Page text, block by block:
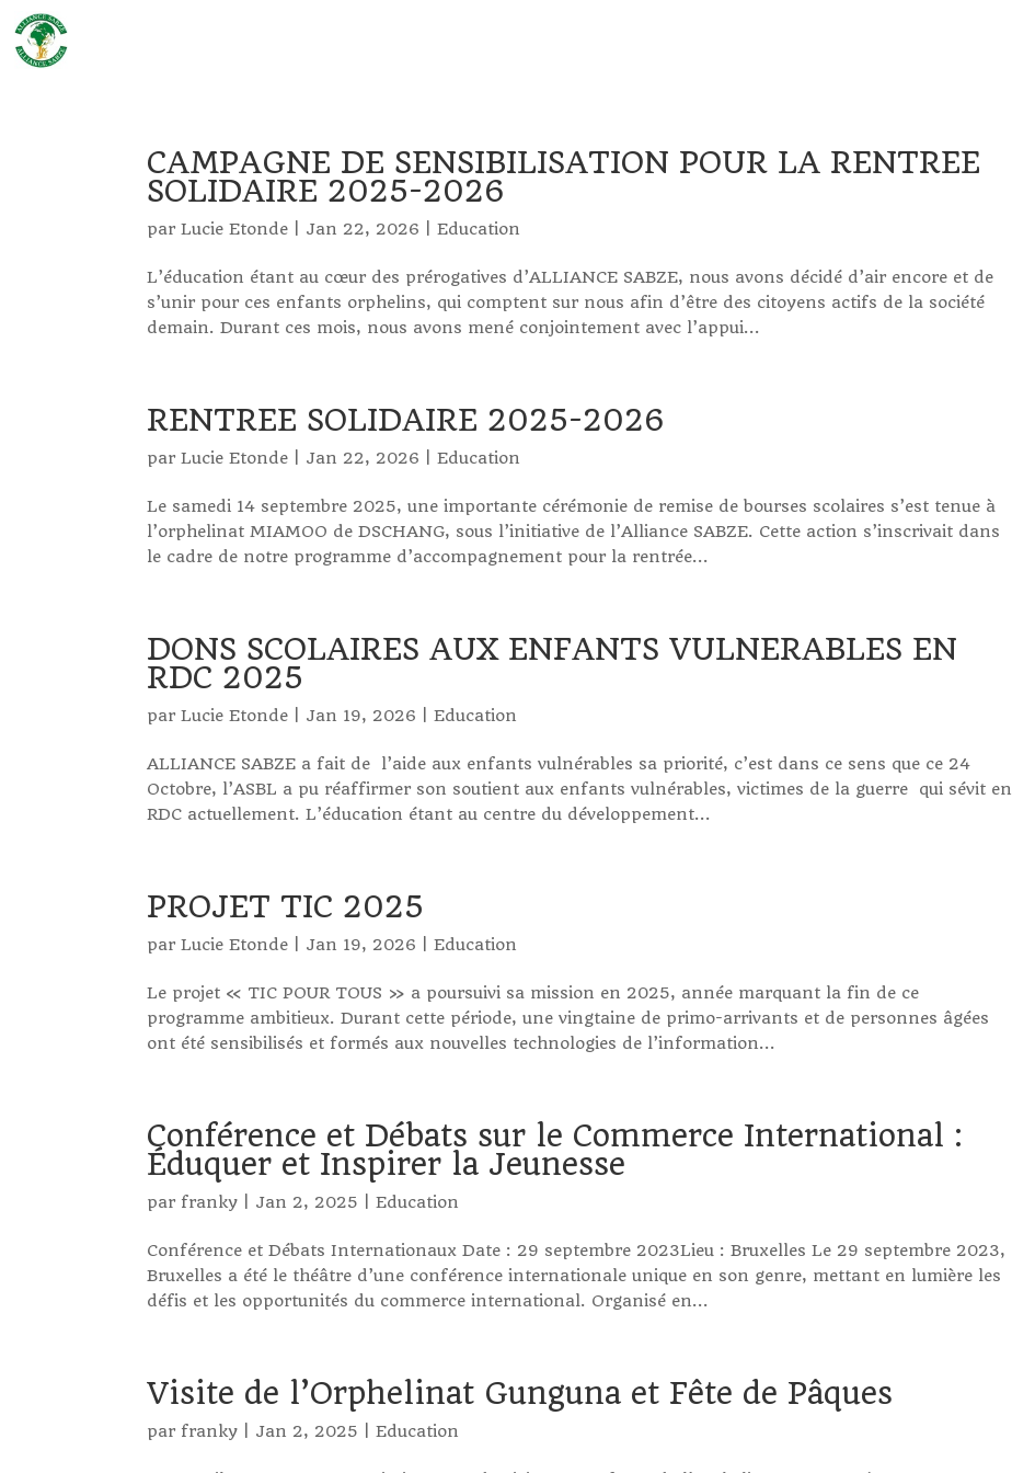
CAMPAGNE DE SENSIBILISATION POUR LA RENTREE
SOLIDAIRE 2025-2026
parLucie Etonde Jan 22, 2026 |Education
L’éducation étant au cœur des prérogatives d’ALLIANCE SABZE, nous avons décidé d’air encore et de
s’unir pour ces enfants orphelins, qui comptent sur nous afin d’être des citoyens actifs de la société
demain. Durant ces mois, nous avons mené conjointement avec l’appui...
RENTREE SOLIDAIRE 2025-2026
parLucie Etonde Jan 22, 2026 |Education
Le samedi 14 septembre 2025, une importante cérémonie de remise de bourses scolaires s’est tenue à
l’orphelinat MIAMOO de DSCHANG, sous l’initiative de l’Alliance SABZE. Cette action s’inscrivait dans
le cadre de notre programme d’accompagnement pour la rentrée...
DONS SCOLAIRES AUX ENFANTS VULNERABLES EN
RDC 2025
parLucie Etonde Jan 19, 2026 |Education
ALLIANCE SABZE a fait de l’aide aux enfants vulnérables sa priorité, c’est dans ce sens que ce 24
Octobre, l’ASBL a pu réaffirmer son soutient aux enfants vulnérables, victimes de la guerre qui sévit en
RDC actuellement. L’éducation étant au centre du développement...
PROJET TIC 2025
parLucie Etonde Jan 19, 2026 |Education
Le projet « TIC POUR TOUS » a poursuivi sa mission en 2025, année marquant la fin de ce
programme ambitieux. Durant cette période, une vingtaine de primo-arrivants et de personnes âgées
ont été sensibilisés et formés aux nouvelles technologies de l’information...
Conférence et Débats sur le Commerce International :
Éduquer et Inspirer la Jeunesse
par franky Jan 2, 2025 |Education
Conférence et Débats Internationaux Date : 29 septembre 2023Lieu : Bruxelles Le 29 septembre 2023,
Bruxelles a été le théâtre d’une conférence internationale unique en son genre, mettant en lumière les
défis et les opportunités du commerce international. Organisé en...
Visite de l’Orphelinat Gunguna et Fête de Pâques
par franky Jan 2, 2025 |Education